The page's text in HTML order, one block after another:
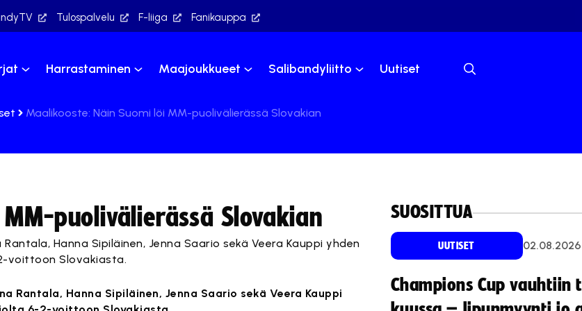
Tulospalvelu F-liiga Fanikauppa
Harrastaminen Maajoukkueet Salibandyliitto Uutiset
Maalikooste: Näin Suomi löi MM-puolivälierässä Slovakian
puolivälierässä Slovakian
Hanna Sipiläinen, Jenna Saario sekä Veera Kauppi yhden
voittoon Slovakiasta.
Rantala, Hanna Sipiläinen, Jenna Saario sekä Veera Kauppi
SUOSITTUA
UUTISET 02.08.2026
Champions Cup vauhtiin